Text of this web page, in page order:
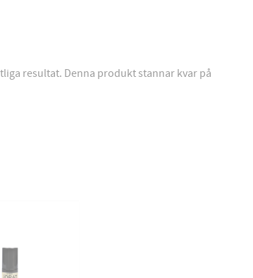
resultat. Denna produkt stannar kvar på